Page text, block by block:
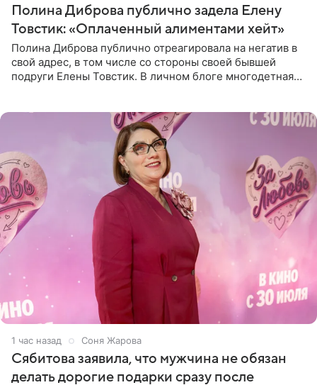
Полина Диброва публично задела Елену
Товстик: «Оплаченный алиментами хейт»
Полина Диброва публично отреагировала на негатив в
свой адрес, в том числе со стороны своей бывшей
подруги Елены Товстик. В личном блоге многодетная
1 час назад Соня Жарова
Сябитова заявила, что мужчина не обязан
делать дорогие подарки сразу после